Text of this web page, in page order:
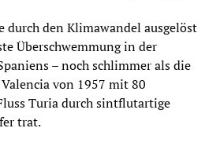
durch den Klimawandel ausgelöst
Überschwemmung in der
– noch schlimmer als die
von 1957 mit 80
Turia durch sintflutartige
trat.